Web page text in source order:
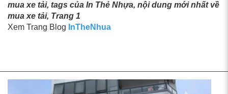
mua xe tải, tags của In Thẻ Nhựa, nội dung mới nhất về
mua xe tải, Trang 1
Xem Trang Blog InTheNhua